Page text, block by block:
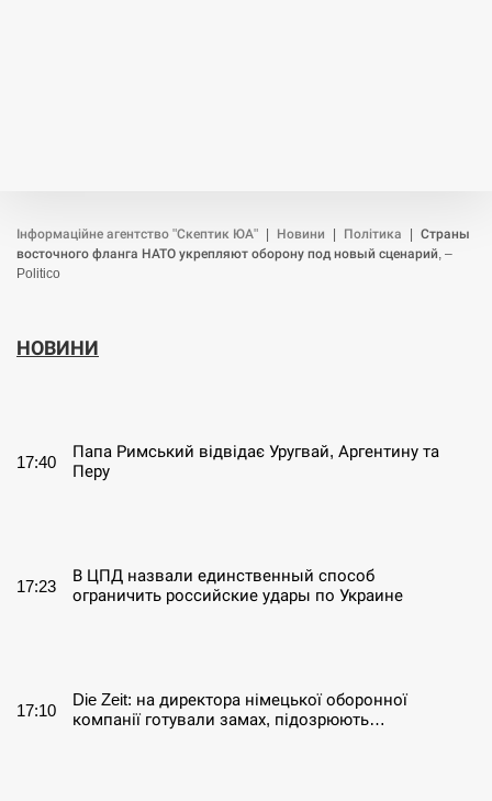
Інформаційне агентство "Скептик ЮА" Новини Політика
Страны
восточного фланга НАТО укрепляют оборону под новый сценарий, –
Politico
НОВИНИ
17:40
Папа Римський відвідає Уругвай, Аргентину та
Перу
17:23
В ЦПД назвали единственный способ
ограничить российские удары по Украине
17:10
Die Zeit: на директора німецької оборонної
компанії готували замах, підозрюють…